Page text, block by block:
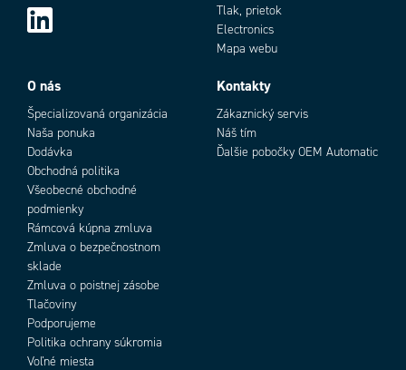
Tlak, prietok
Electronics
Mapa webu
O nás
Špecializovaná organizácia
Naša ponuka
Dodávka
Obchodná politika
Všeobecné obchodné
podmienky
Rámcová kúpna zmluva
Zmluva o bezpečnostnom
sklade
Zmluva o poistnej zásobe
Tlačoviny
Podporujeme
Politika ochrany súkromia
Voľné miesta
Kontakty
Zákaznický servis
Náš tím
Ďalšie pobočky OEM Automatic